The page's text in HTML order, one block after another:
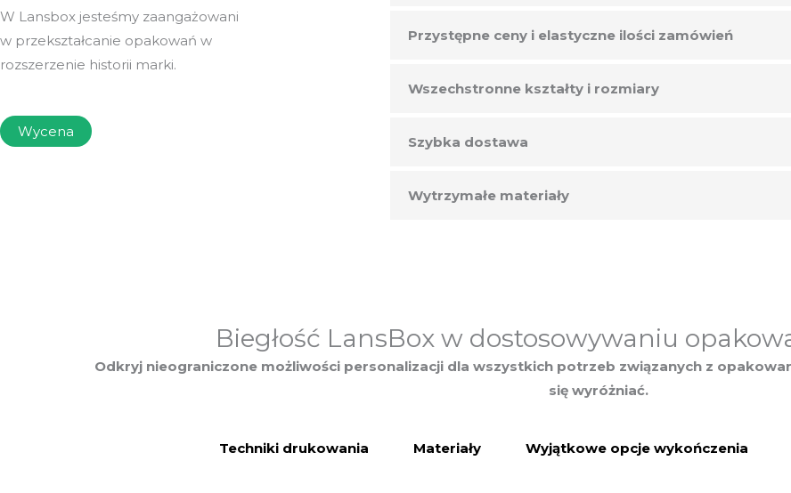
W Lansbox jesteśmy zaangażowani
w przekształcanie opakowań w
rozszerzenie historii marki.
Wycena
Przystępne ceny i elastyczne ilości zamówień
Wszechstronne kształty i rozmiary
Szybka dostawa
Wytrzymałe materiały
Biegłość LansBox w dostosowywaniu
Odkryj nieograniczone możliwości personalizacji dla wszystkich potrzeb związanych z
się wyróżniać.
Techniki drukowania Materiały Wyjątkowe opcje wykończenia